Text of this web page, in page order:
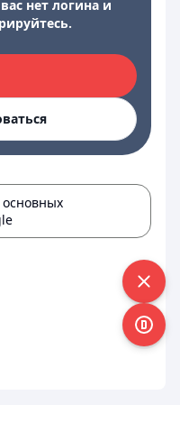
нет логина и
основных